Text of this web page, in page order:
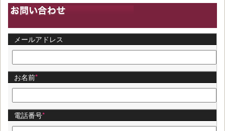
メールアドレス
お名前*
電話番号*